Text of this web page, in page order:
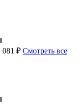
081 ₽ Смотреть все